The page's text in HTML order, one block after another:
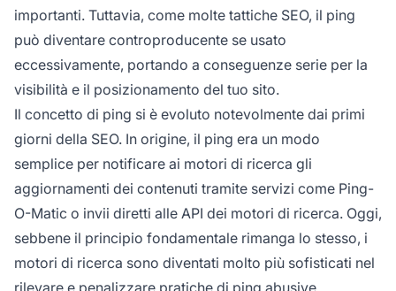
importanti. Tuttavia, come molte tattiche SEO, il ping
può diventare controproducente se usato
eccessivamente, portando a conseguenze serie per la
visibilità e il posizionamento del tuo sito.
Il concetto di ping si è evoluto notevolmente dai primi
giorni della SEO. In origine, il ping era un modo
semplice per notificare ai motori di ricerca gli
aggiornamenti dei contenuti tramite servizi come Ping-
O-Matic o invii diretti alle API dei motori di ricerca. Oggi,
sebbene il principio fondamentale rimanga lo stesso, i
motori di ricerca sono diventati molto più sofisticati nel
rilevare e penalizzare pratiche di ping abusive.